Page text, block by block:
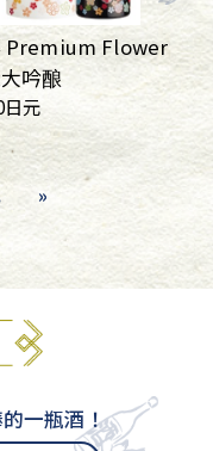
Premium Flower
吟酿
元
»
一瓶酒！